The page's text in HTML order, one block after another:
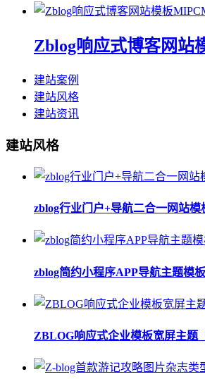
Zblog响应式博客网站
建站案例
建站风格
建站资讯
建站风格
zblog行业门户+导航二合一网站模
zblog简约小程序APP导航主题模
ZBLOG响应式企业模板宽屏主题